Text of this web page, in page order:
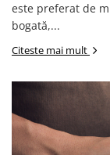
este preferat de
bogată,...
Citeste mai mult